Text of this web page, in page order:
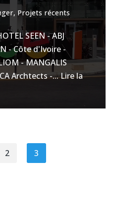
, Projets récents
SEEN - ABJ
- Côte d'Ivoire -
- MANGALIS
Archtects -...Lire la
2 3